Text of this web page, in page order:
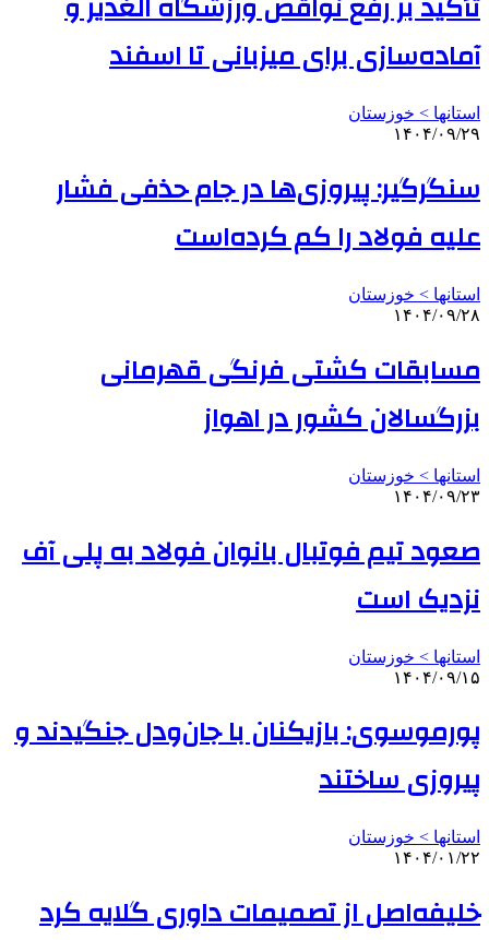
آماده‌سازی برای میزبانی تا اسفند
استانها > خوزستان
۱۴۰۴/۰۹/۲۹
سنگرگیر: پیروزی‌ها در جام حذفی فشار
علیه فولاد را کم کرده‌است
استانها > خوزستان
۱۴۰۴/۰۹/۲۸
مسابقات کشتی فرنگی قهرمانی
بزرگسالان کشور در اهواز
استانها > خوزستان
۱۴۰۴/۰۹/۲۳
صعود تیم فوتبال بانوان فولاد به پلی آف
نزدیک است
استانها > خوزستان
۱۴۰۴/۰۹/۱۵
پورموسوی: بازیکنان با جان‌ودل جنگیدند و
پیروزی ساختند
استانها > خوزستان
۱۴۰۴/۰۱/۲۲
خلیفه‌اصل از تصمیمات داوری گلایه کرد